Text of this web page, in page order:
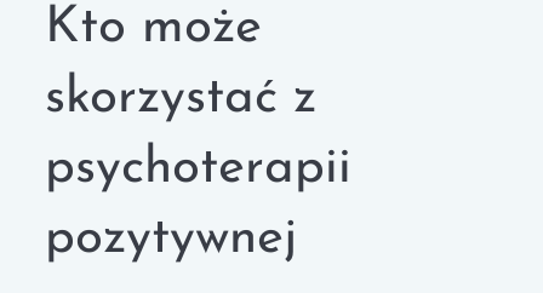
Kto może
skorzystać z
psychoterapii
pozytywnej